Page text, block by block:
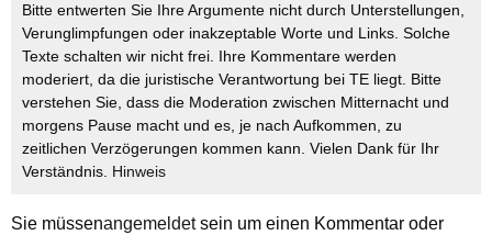
Bitte entwerten Sie Ihre Argumente nicht durch Unterstellungen,
Verunglimpfungen oder inakzeptable Worte und Links. Solche
Texte schalten wir nicht frei. Ihre Kommentare werden
moderiert, da die juristische Verantwortung bei TE liegt. Bitte
verstehen Sie, dass die Moderation zwischen Mitternacht und
morgens Pause macht und es, je nach Aufkommen, zu
zeitlichen Verzögerungen kommen kann. Vielen Dank für Ihr
Verständnis. Hinweis
Sie müssenangemeldetsein um einen Kommentar oder